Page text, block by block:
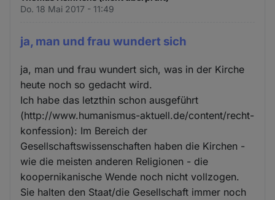
Do. 18 Mai 2017 - 11:49
ja, man und frau wundert sich
ja, man und frau wundert sich, was in der Kirche
heute noch so gedacht wird.
Ich habe das letzthin schon ausgeführt
(http://www.humanismus-aktuell.de/content/recht-
konfession): Im Bereich der
Gesellschaftswissenschaften haben die Kirchen -
wie die meisten anderen Religionen - die
koopernikanische Wende noch nicht vollzogen.
Sie halten den Staat/die Gesellschaft immer noch